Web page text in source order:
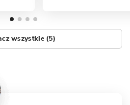
wszystkie (5)